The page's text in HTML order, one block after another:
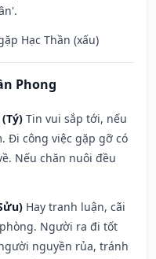
Hạc Thần (xấu)
Phong
Tin vui sắp tới, nếu
Đi công việc gặp gỡ có
Nếu chăn nuôi đều
Hay tranh luận, cãi
Người ra đi tốt
nguyền rủa, tránh